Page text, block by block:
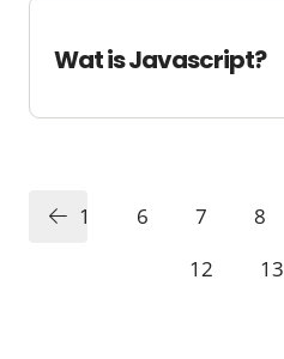
Wat is Javascript?
1 6 7 8
12
13